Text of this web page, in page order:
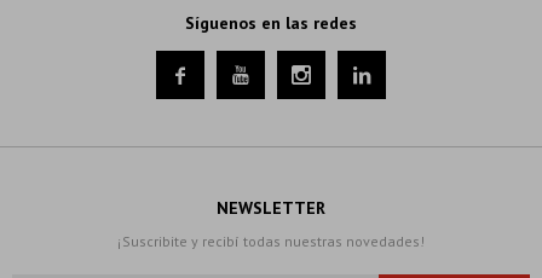
Síguenos en las redes
   
NEWSLETTER
¡Suscribite y recibí todas nuestras novedades!